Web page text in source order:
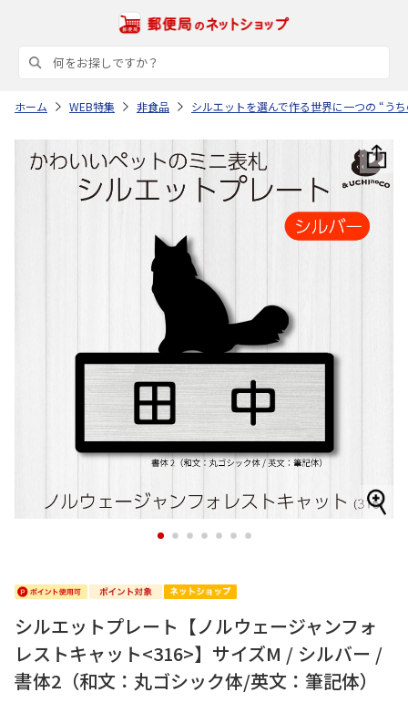
ホーム WEB特集 非食品 シルエットを選んで作る世界に一つの “う
1 2 3 4 5 6 7
シルエットプレート【ノルウェージャンフォ
レストキャット<316>】サイズM / シルバー /
書体2（和文：丸ゴシック体/英文：筆記体）